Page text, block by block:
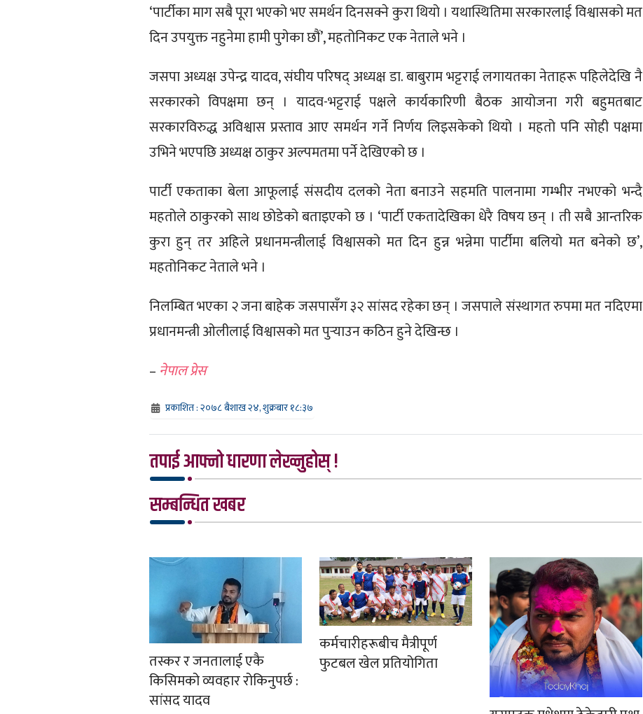
‘पार्टीका माग सबै पूरा भएको भए समर्थन दिनसक्ने कुरा थियो । यथास्थितिमा सरकारलाई विश्वासको मत
दिन उपयुक्त नहुनेमा हामी पुगेका छौं’, महतोनिकट एक नेताले भने ।
जसपा अध्यक्ष उपेन्द्र यादव, संघीय परिषद् अध्यक्ष डा. बाबुराम भट्टराई लगायतका नेताहरू पहिलेदेखि नै
सरकारको विपक्षमा छन् । यादव-भट्टराई पक्षले कार्यकारिणी बैठक आयोजना गरी बहुमतबाट
सरकारविरुद्ध अविश्वास प्रस्ताव आए समर्थन गर्ने निर्णय लिइसकेको थियो । महतो पनि सोही पक्षमा
उभिने भएपछि अध्यक्ष ठाकुर अल्पमतमा पर्ने देखिएको छ ।
पार्टी एकताका बेला आफूलाई संसदीय दलको नेता बनाउने सहमति पालनामा गम्भीर नभएको भन्दै
महतोले ठाकुरको साथ छोडेको बताइएको छ । ‘पार्टी एकतादेखिका धेरै विषय छन् । ती सबै आन्तरिक
कुरा हुन् तर अहिले प्रधानमन्त्रीलाई विश्वासको मत दिन हुन्न भन्नेमा पार्टीमा बलियो मत बनेको छ’,
महतोनिकट नेताले भने ।
निलम्बित भएका २ जना बाहेक जसपासँग ३२ सांसद रहेका छन् । जसपाले संस्थागत रुपमा मत नदिएमा
प्रधानमन्त्री ओलीलाई विश्वासको मत पुर्‍याउन कठिन हुने देखिन्छ ।
– नेपाल प्रेस
प्रकाशित : २०७८ बैशाख २४, शुक्रबार १८:३७
तपाई आफ्नो धारणा लेख्नुहोस् !
सम्बन्धित खबर
तस्कर र जनतालाई एकै
किसिमको व्यवहार रोकिनुपर्छ :
सांसद यादव
कर्मचारीहरूबीच मैत्रीपूर्ण
फुटबल खेल प्रतियोगिता